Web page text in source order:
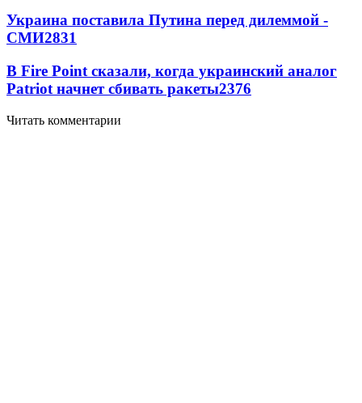
Украина поставила Путина перед дилеммой -
СМИ2831
В Fire Point сказали, когда украинский аналог
Patriot начнет сбивать ракеты2376
Читать комментарии